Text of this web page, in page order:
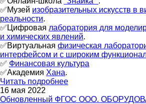
✅Музей изобразительных искусств в
реальности.
✅Цифровая лаборатория для
и химических явлений.
✅Виртуальная физическая
интерфейсом и с широким
✅ Финансовая культура
✅Академия Хана.
Читать подробнее
16 мая 2022
Обновленный ФГОС ООО.